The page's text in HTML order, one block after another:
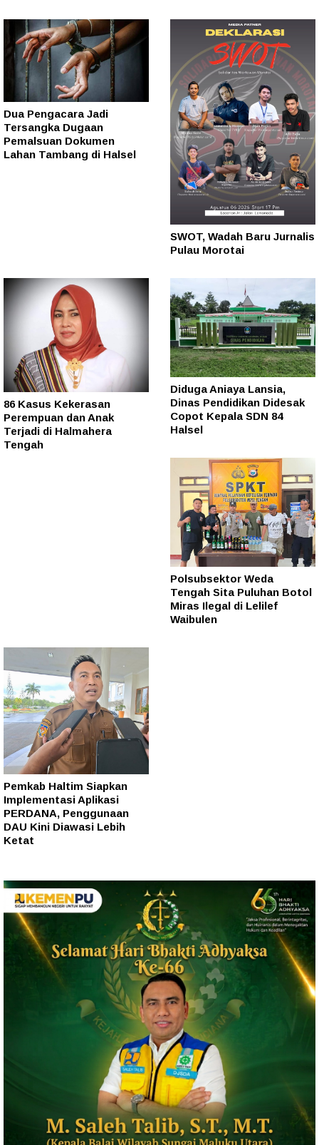
Dua Pengacara Jadi
Tersangka Dugaan
Pemalsuan Dokumen
Lahan Tambang di Halsel
SWOT, Wadah Baru Jurnalis
Pulau Morotai
86 Kasus Kekerasan
Perempuan dan Anak
Terjadi di Halmahera
Tengah
Diduga Aniaya Lansia,
Dinas Pendidikan Didesak
Copot Kepala SDN 84
Halsel
Polsubsektor Weda
Tengah Sita Puluhan Botol
Miras Ilegal di Lelilef
Waibulen
Pemkab Haltim Siapkan
Implementasi Aplikasi
PERDANA, Penggunaan
DAU Kini Diawasi Lebih
Ketat